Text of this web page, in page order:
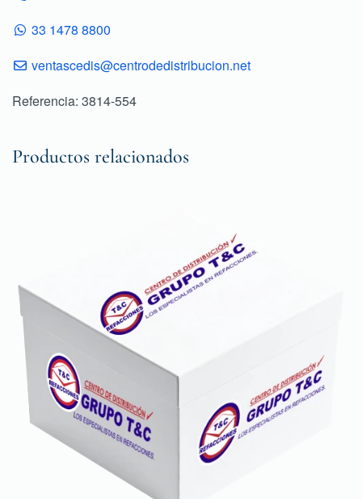
33 1478 8800
ventascedis@centrodedistribucion.net
Referencia: 3814-554
Productos relacionados